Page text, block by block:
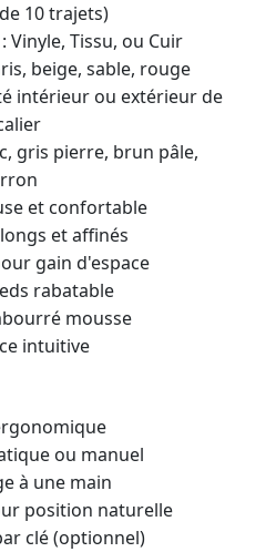
10 trajets)
Vinyle, Tissu, ou Cuir
beige, sable, rouge
intérieur ou extérieur de
gris pierre, brun pâle,
et confortable
et affinés
gain d'espace
rabatable
mousse
intuitive
ou manuel
à une main
position naturelle
clé (optionnel)